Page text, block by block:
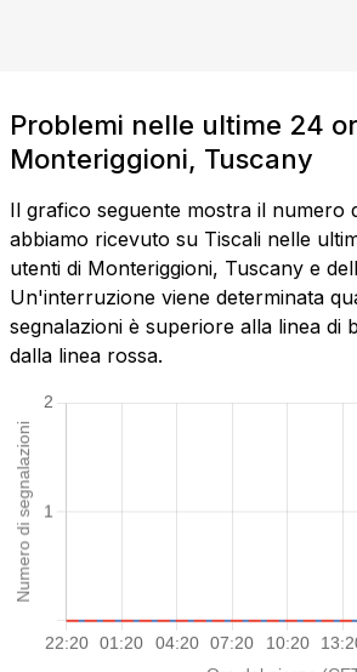
Problemi nelle ultime 24
Monteriggioni, Tuscany
Il grafico seguente mostra il numero
abbiamo ricevuto su Tiscali nelle
utenti di Monteriggioni, Tuscany e
Un'interruzione viene determinata
segnalazioni è superiore alla linea di
dalla linea rossa.